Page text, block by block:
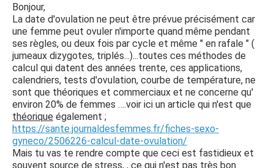
Bonjour,
La date d'ovulation ne peut être prévue précisément car
une femme peut ovuler n'importe quand même pendant
ses règles, ou deux fois par cycle et même " en rafale " (
jumeaux dizygotes, triplés...)...toutes ces méthodes de
calcul qui datent des années trente, ces applications,
calendriers, tests d'ovulation, courbe de température, ne
sont que théoriques et commerciaux et ne concerne qu'
environ 20% de femmes ….voir ici un article qui n'est que
théorique également ;
https://sante.journaldesfemmes.fr/fiches-sexo-
gyneco/2506226-calcul-date-ovulation/
Mais tu vas te rendre compte que ceci est fastidieux et
souvent source de stress, , ce qui n'est pas très bon